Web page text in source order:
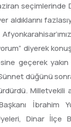
seçimlerinde
aldıklarını
diyerek
geçerek yakın
düğünü
Milletvekili
İbrahim
Dinar İlçe